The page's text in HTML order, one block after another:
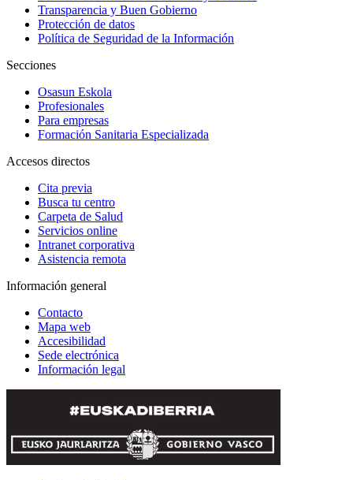
Transparencia y Buen Gobierno
Protección de datos
Política de Seguridad de la Información
Secciones
Osasun Eskola
Profesionales
Para empresas
Formación Sanitaria Especializada
Accesos directos
Cita previa
Busca tu centro
Carpeta de Salud
Servicios online
Intranet corporativa
Asistencia remota
Información general
Contacto
Mapa web
Accesibilidad
Sede electrónica
Información legal